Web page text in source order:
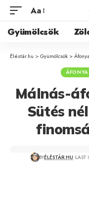
Aa
Gyümölcsök
Éléstár.hu >Gyümölcsök >Áfonya
ÁFONYA
Málnás-
Sütés
BYÉLÉSTÁR.HU LAST